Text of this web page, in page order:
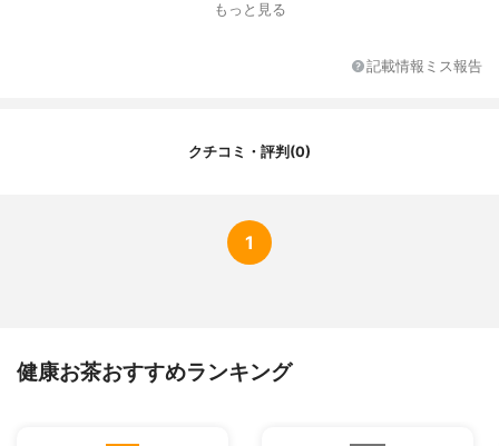
もっと見る
記載情報ミス報告
クチコミ・評判(0)
1
健康お茶おすすめランキング